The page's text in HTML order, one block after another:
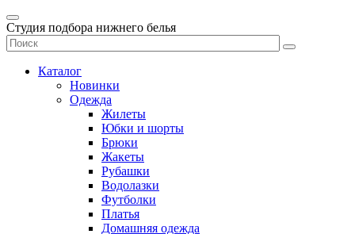
Студия подбора нижнего белья
Каталог
Новинки
Одежда
Жилеты
Юбки и шорты
Брюки
Жакеты
Рубашки
Водолазки
Футболки
Платья
Домашняя одежда